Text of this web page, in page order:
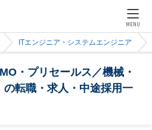
MENU
ITエンジニア・システムエンジニア
・プリセールス／機械・
転職・求人・中途採用一